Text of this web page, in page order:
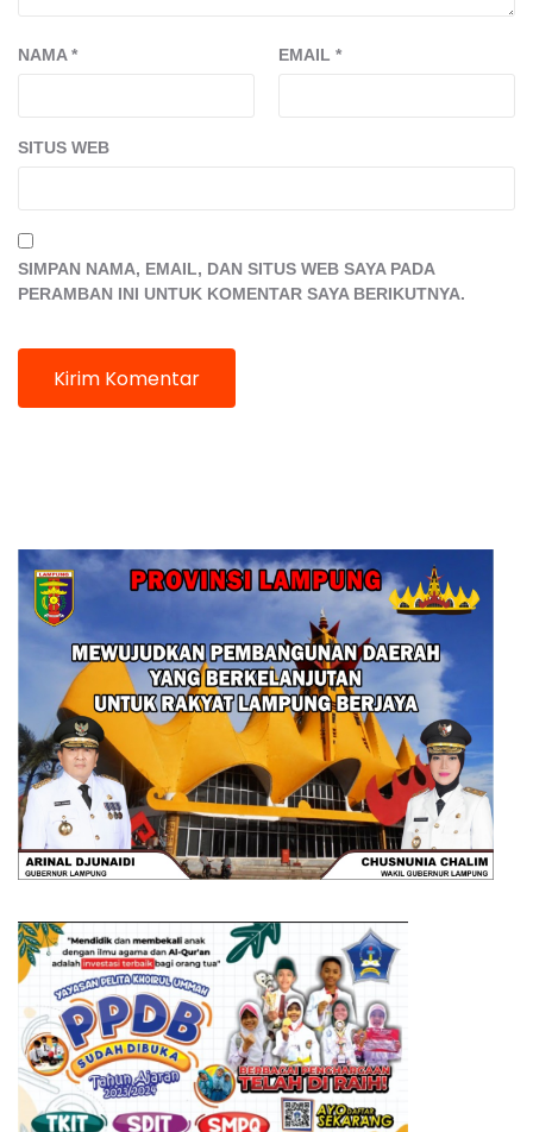
NAMA* EMAIL *
SITUS WEB
SIMPAN NAMA, EMAIL, DAN SITUS WEB SAYA PADA
PERAMBAN INI UNTUK KOMENTAR SAYA BERIKUTNYA.